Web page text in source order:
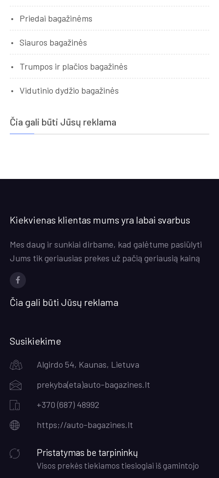
Priedai bagažinėms
Siauros bagažinės
Trumpos ir plačios bagažinės
Vidutinio dydžio bagažinės
Čia gali būti Jūsų reklama
Kiekvienas klientas mums yra labai svarbus
Mes daug ir sunkiai dirbame, kad galėtume pasiūlyti
Jums tik geriausias prekes už pačią geriausią kainą
Čia gali būti Jūsų reklama
Susikiekime
Algirdo 54, Kaunas, Lietuva
prekyba(eta)auto-bagazines.lt
+370 (687) 48992
https;//auto-bagazines.lt
Pristatymas be tarpininkų
Visos prekės tiekiamos tiesiogiai iš gamintojo